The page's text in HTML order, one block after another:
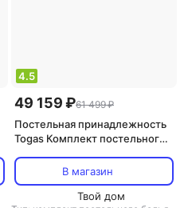
4.5
49 159 ₽61 499 ₽
Постельная принадлежность
Togas Комплект постельного
2/260х270/50х70-2, 5пр
В магазин
Твой дом